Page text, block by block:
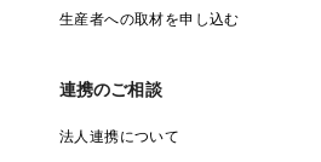
生産者への取材を申し込む
連携のご相談
法人連携について